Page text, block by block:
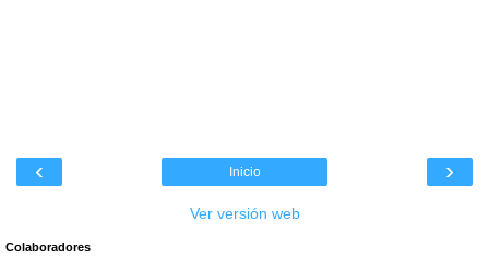
‹ ›
Inicio
Ver versión web
Colaboradores